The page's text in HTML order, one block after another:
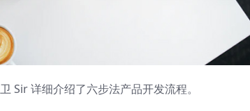
Sir 详细介绍了六步法产品开发流程。